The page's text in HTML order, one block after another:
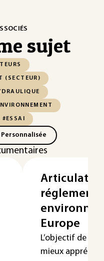
sujet
(SECTEUR)
#ESSAI
Europe
L’objectif de cet
mieux